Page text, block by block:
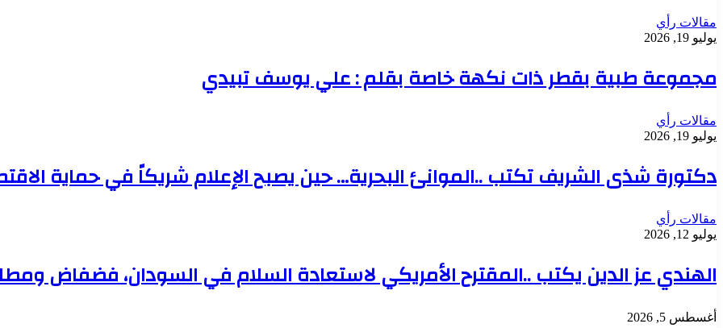
مقالات رأي
يوليو 19, 2026
مجموعة طبية بقطر ذات نكهة خاصة بقلم : علي يوسف تبيدي
مقالات رأي
يوليو 19, 2026
دكتورة شذى الشريف تكتب ..الموانئ البحرية… حين يصبح الإعلام شريكاً في حماية
مقالات رأي
يوليو 12, 2026
الهندي عز الدين يكتب ..المقترح الأمريكي لاستعادة السلام في السودان، فضفاض
أغسطس 5, 2026